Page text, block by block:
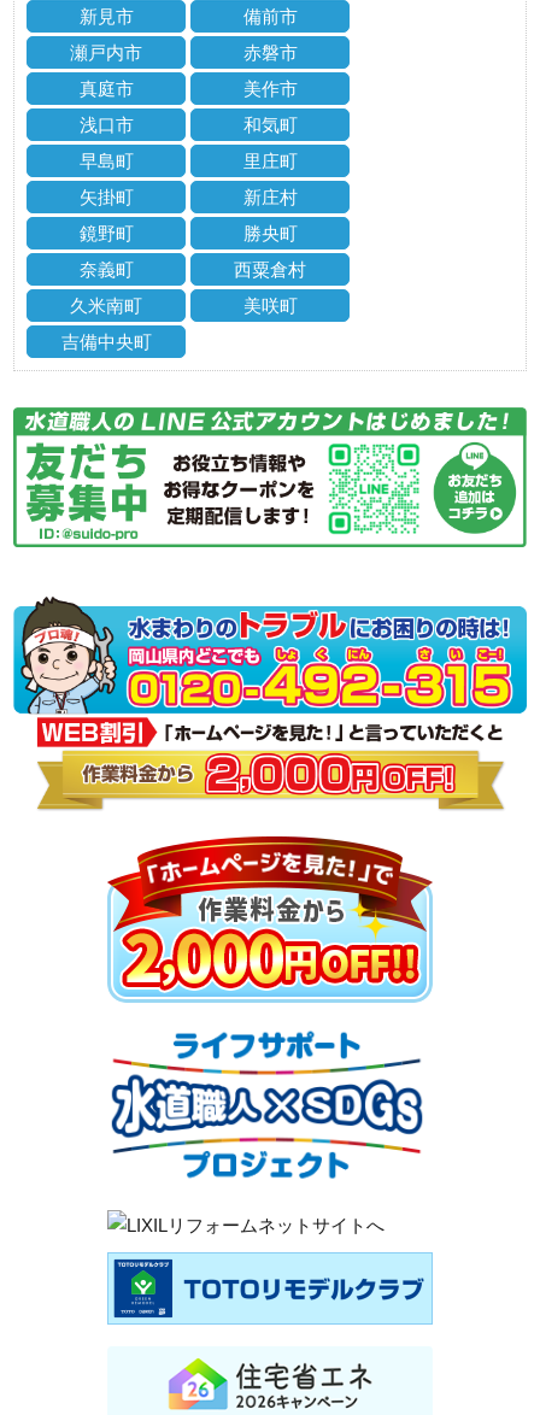
新見市
備前市
瀬戸内市
赤磐市
真庭市
美作市
浅口市
和気町
早島町
里庄町
矢掛町
新庄村
鏡野町
勝央町
奈義町
西粟倉村
久米南町
美咲町
吉備中央町